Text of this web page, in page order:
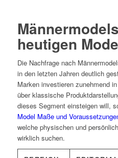
heutigen
Die Nachfrage nach
in den letzten Jahren deutlich
Marken investieren zunehmend
über klassische
dieses Segment einsteigen will,
Model Maße und
welche physischen und
wirklich suchen.